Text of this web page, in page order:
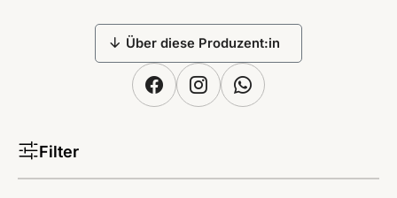
Über diese Produzent:in
Filter